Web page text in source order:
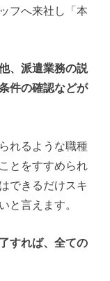
フへ来社し「本
、派遣業務の説
件の確認などが
れるような職種
とをすすめられ
できるだけスキ
と言えます。
すれば、全ての